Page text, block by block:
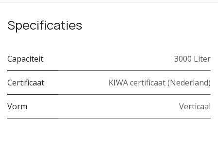
Specificaties
Capaciteit 3000 Liter
Certificaat KIWA certificaat (Nederland)
Vorm Verticaal